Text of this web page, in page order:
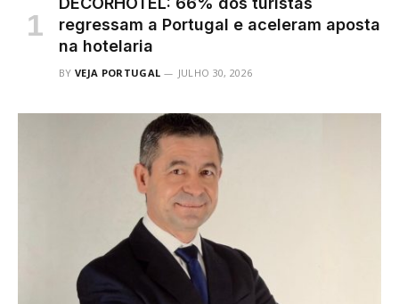
regressam a Portugal e aceleram aposta
na hotelaria
BY VEJA PORTUGAL JULHO 30, 2026